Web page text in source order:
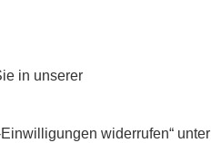
in unserer
widerrufen“ unter